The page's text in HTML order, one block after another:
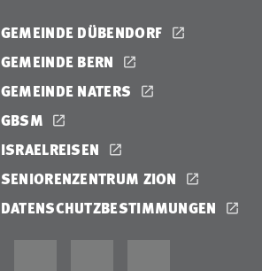
GEMEINDE DÜBENDORF
GEMEINDE BERN
GEMEINDE NATERS
GBSM
ISRAELREISEN
SENIORENZENTRUM ZION
DATENSCHUTZBESTIMMUNGEN